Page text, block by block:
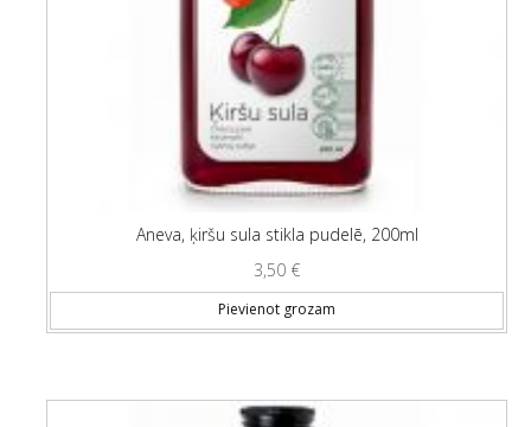
Aneva, ķiršu sula stikla pudelē, 200ml
3,50 €
Pievienot grozam